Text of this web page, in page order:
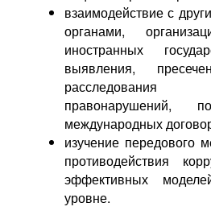
взаимодействие с
органами,
иностранных
выявления,
расследования
правонарушений,
международных
изучение передового
противодействия
эффективных
уровне.